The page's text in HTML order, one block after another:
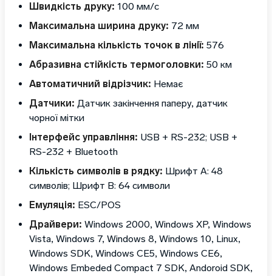
Швидкість друку: 100 мм/с
Максимальна ширина друку: 72 мм
Максимальна кількість точок в лінії: 576
Абразивна стійкість термоголовки: 50 км
Автоматичний відрізчик: Немає
Датчики: Датчик закінчення паперу, датчик
чорної мітки
Інтерфейс управління: USB + RS-232; USB +
RS-232 + Bluetooth
Кількість символів в рядку: Шрифт A: 48
символів; Шрифт B: 64 символи
Емуляція: ESC/POS
Драйвери: Windows 2000, Windows XP, Windows
Vista, Windows 7, Windows 8, Windows 10, Linux,
Windows SDK, Windows CE5, Windows CE6,
Windows Embeded Compact 7 SDK, Andoroid SDK,